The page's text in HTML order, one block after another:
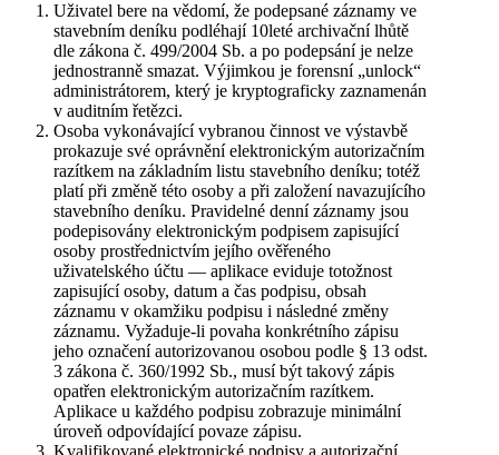
Uživatel bere na vědomí, že podepsané záznamy ve
stavebním deníku podléhají 10leté archivační lhůtě
dle zákona č. 499/2004 Sb. a po podepsání je nelze
jednostranně smazat. Výjimkou je forensní „unlock“
administrátorem, který je kryptograficky zaznamenán
v auditním řetězci.
Osoba vykonávající vybranou činnost ve výstavbě
prokazuje své oprávnění elektronickým autorizačním
razítkem na základním listu stavebního deníku; totéž
platí při změně této osoby a při založení navazujícího
stavebního deníku. Pravidelné denní záznamy jsou
podepisovány elektronickým podpisem zapisující
osoby prostřednictvím jejího ověřeného
uživatelského účtu — aplikace eviduje totožnost
zapisující osoby, datum a čas podpisu, obsah
záznamu v okamžiku podpisu i následné změny
záznamu. Vyžaduje-li povaha konkrétního zápisu
jeho označení autorizovanou osobou podle § 13 odst.
3 zákona č. 360/1992 Sb., musí být takový zápis
opatřen elektronickým autorizačním razítkem.
Aplikace u každého podpisu zobrazuje minimální
úroveň odpovídající povaze zápisu.